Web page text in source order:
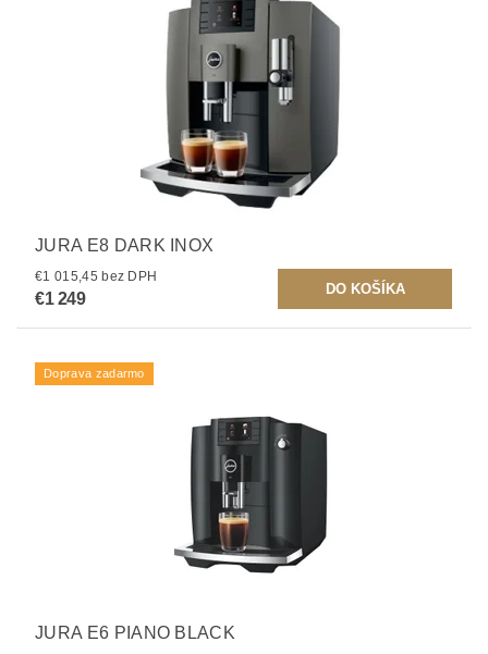
JURA E8 DARK INOX
€1 015,45 bez DPH
€1 249
Doprava zadarmo
JURA E6 PIANO BLACK